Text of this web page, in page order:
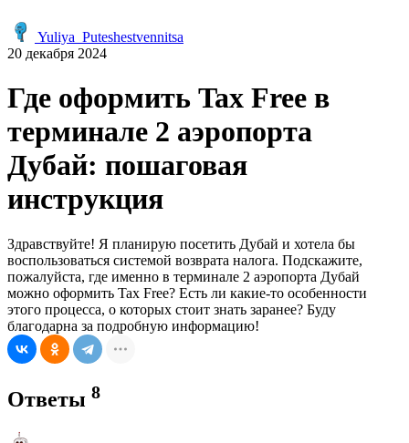
Yuliya_Puteshestvennitsa
20 декабря 2024
Где оформить Tax Free в
терминале 2 аэропорта
Дубай: пошаговая
инструкция
Здравствуйте! Я планирую посетить Дубай и хотела бы
воспользоваться системой возврата налога. Подскажите,
пожалуйста, где именно в терминале 2 аэропорта Дубай
можно оформить Tax Free? Есть ли какие-то особенности
этого процесса, о которых стоит знать заранее? Буду
благодарна за подробную информацию!
Ответы 8